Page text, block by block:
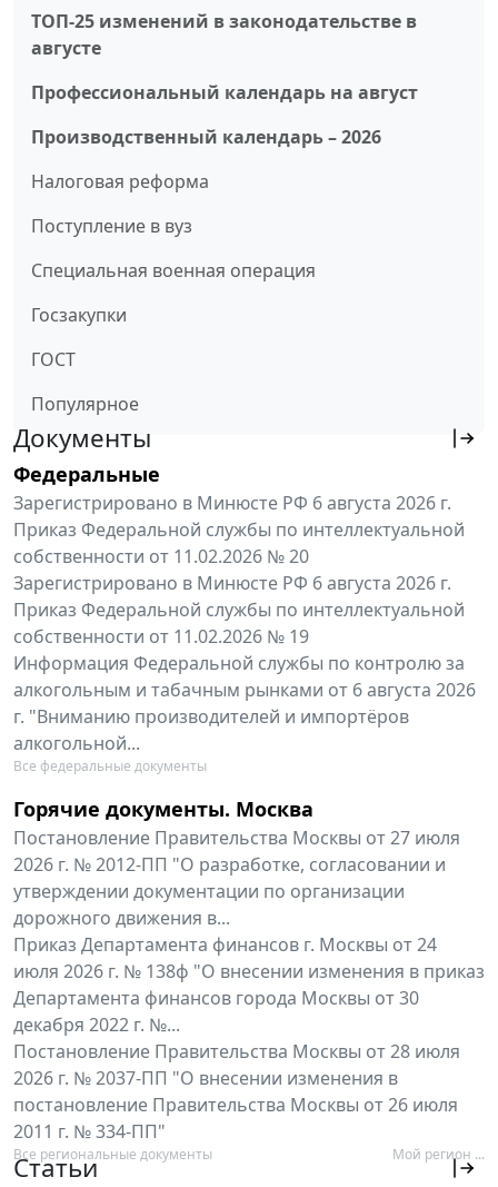
ТОП-25 изменений в законодательстве в
августе
Профессиональный календарь на август
Производственный календарь – 2026
Налоговая реформа
Поступление в вуз
Специальная военная операция
Госзакупки
ГОСТ
Популярное
Документы
Федеральные
Зарегистрировано в Минюсте РФ 6 августа 2026 г.
Приказ Федеральной службы по интеллектуальной
собственности от 11.02.2026 № 20
Зарегистрировано в Минюсте РФ 6 августа 2026 г.
Приказ Федеральной службы по интеллектуальной
собственности от 11.02.2026 № 19
Информация Федеральной службы по контролю за
алкогольным и табачным рынками от 6 августа 2026
г. "Вниманию производителей и импортёров
алкогольной...
Все федеральные документы
Горячие документы. Москва
Постановление Правительства Москвы от 27 июля
2026 г. № 2012-ПП "О разработке, согласовании и
утверждении документации по организации
дорожного движения в...
Приказ Департамента финансов г. Москвы от 24
июля 2026 г. № 138ф "О внесении изменения в приказ
Департамента финансов города Москвы от 30
декабря 2022 г. №...
Постановление Правительства Москвы от 28 июля
2026 г. № 2037-ПП "О внесении изменения в
постановление Правительства Москвы от 26 июля
2011 г. № 334-ПП"
Все региональные документы Мой регион ...
Статьи